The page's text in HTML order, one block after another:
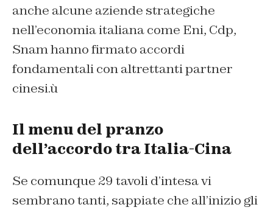
anche alcune aziende strategiche
nell’economia italiana come Eni, Cdp,
Snam hanno firmato accordi
fondamentali con altrettanti partner
cinesi.ù
Il menu del pranzo
dell’accordo tra Italia-Cina
Se comunque 29 tavoli d’intesa vi
sembrano tanti, sappiate che all’inizio gli